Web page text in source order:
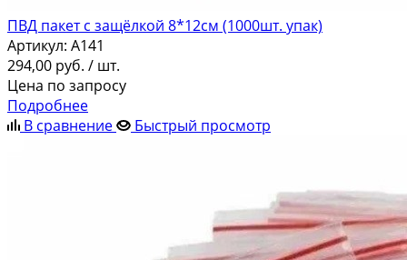
ПВД пакет с защёлкой 8*12см (1000шт. упак)
Артикул: A141
294,00 руб. / шт.
Цена по запросу
Подробнее
В сравнение
Быстрый просмотр